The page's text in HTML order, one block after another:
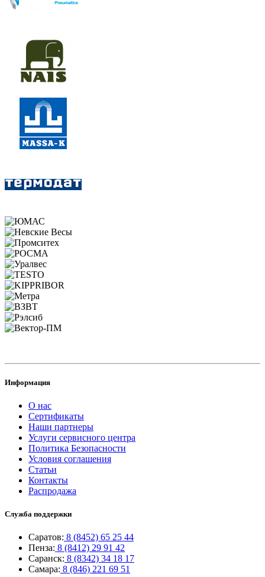
Информация
О нас
Сертификаты
Наши партнеры
Услуги сервисного центра
Политика Безопасности
Условия соглашения
Статьи
Контакты
Распродажа
Служба поддержки
Саратов: 8 (8452) 65 25 44
Пенза: 8 (8412) 29 91 42
Саранск: 8 (8342) 34 18 17
Самара: 8 (846) 221 69 51